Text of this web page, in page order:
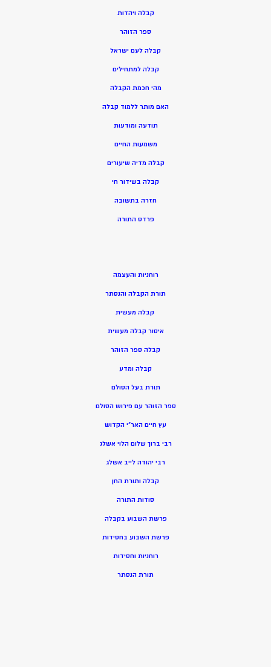
קבלה ויהדות
ספר הזוהר
קבלה לעם ישראל
קבלה למתחילים
מהי חכמת הקבלה
האם מותר ללמוד קבלה
תודעה ומודעות
משמעות החיים
קבלה מדיה שיעורים
קבלה בשידור חי
חזרה בתשובה
פרדס התורה
רוחניות והעצמה
תורת הקבלה והנסתר
קבלה מעשית
איסור קבלה מעשית
קבלה ספר הזוהר
קבלה ומדע
תורת בעל הסולם
ספר הזוהר עם פירוש הסולם
עץ חיים האר”י הקדוש
רבי ברוך שלום הלוי אשלג
רבי יהודה לייב אשלג
קבלה ותורת החן
סודות התורה
פרשת השבוע בקבלה
פרשת השבוע בחסידות
רוחניות וחסידות
תורת הנסתר